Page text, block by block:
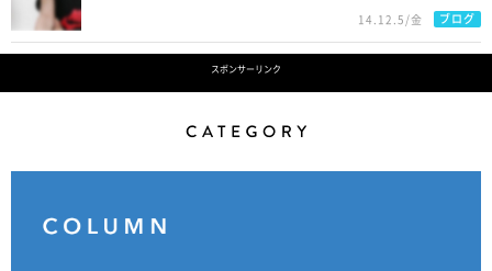
14.12.5/金 ブログ
スポンサーリンク